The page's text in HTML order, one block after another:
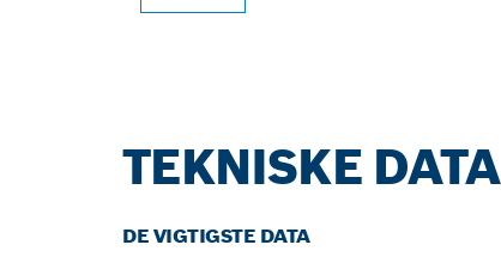
TEKNISKE DATA
DE VIGTIGSTE DATA